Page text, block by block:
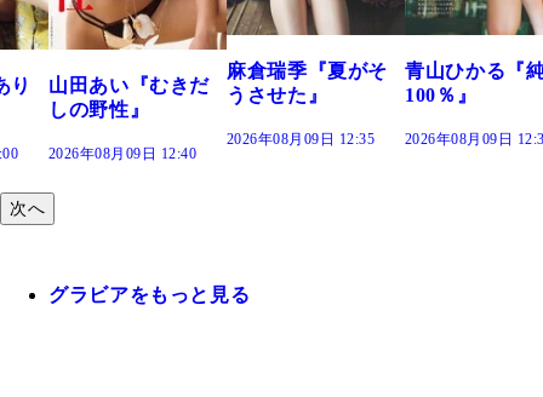
だ
麻倉瑞季『夏がそ
うさせた』
青山ひかる『純度
100％』
2026年08月09日 12:30
2026年08月09日
次へ
グラビアをもっと見る